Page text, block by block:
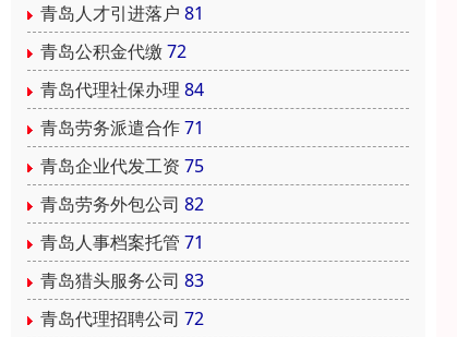
青岛人才引进落户 81
青岛公积金代缴72
青岛代理社保办理 84
青岛劳务派遣合作71
青岛企业代发工资 75
青岛劳务外包公司 82
青岛人事档案托管 71
青岛猎头服务公司 83
青岛代理招聘公司 72